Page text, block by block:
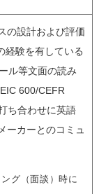
の設計および評価
経験を有している
ル等文面の読み
600/CEFR
ち合わせに英語
ーカーとのコミュ
グ（面談）時に